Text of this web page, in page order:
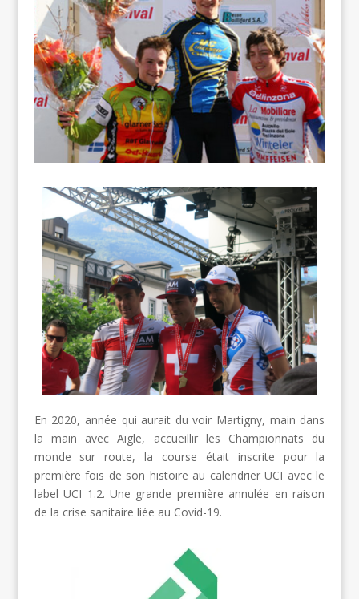
En 2020, année qui aurait du voir Martigny, main dans
la main avec Aigle, accueillir les Championnats du
monde sur route, la course était inscrite pour la
première fois de son histoire au calendrier UCI avec le
label UCI 1.2. Une grande première annulée en raison
de la crise sanitaire liée au Covid-19.